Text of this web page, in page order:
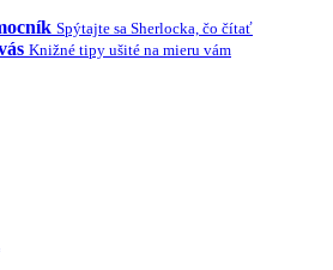
Spýtajte sa Sherlocka, čo čítať
Knižné tipy ušité na mieru vám